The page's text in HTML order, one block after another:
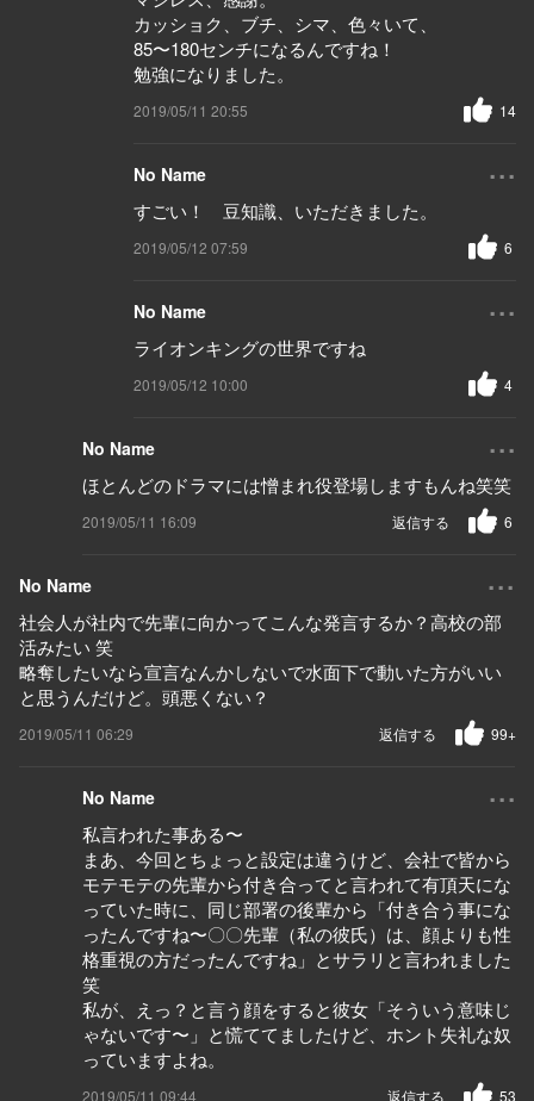
カッショク、ブチ、シマ、色々いて、
85〜180センチになるんですね！
勉強になりました。
2019/05/11 20:55 14
No Name ...
すごい！ 豆知識、いただきました。
2019/05/12 07:59 6
No Name ...
ライオンキングの世界ですね
2019/05/12 10:00 4
No Name ...
ほとんどのドラマには憎まれ役登場しますもんね笑笑
2019/05/11 16:09 6
返信する
No Name ...
社会人が社内で先輩に向かってこんな発言するか？高校の部
活みたい 笑
略奪したいなら宣言なんかしないで水面下で動いた方がいい
と思うんだけど。頭悪くない？
2019/05/11 06:29 99+
返信する
No Name ...
私言われた事ある〜
まあ、今回とちょっと設定は違うけど、会社で皆から
モテモテの先輩から付き合ってと言われて有頂天にな
っていた時に、同じ部署の後輩から「付き合う事にな
ったんですね〜〇〇先輩（私の彼氏）は、顔よりも性
格重視の方だったんですね」とサラリと言われました
笑
私が、えっ？と言う顔をすると彼女「そういう意味じ
ゃないです〜」と慌ててましたけど、ホント失礼な奴
っていますよね。
2019/05/11 09:44 53
返信する